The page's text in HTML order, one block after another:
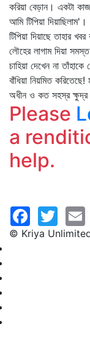
করিয়া বেড়ান। একটা
আমি টিপিয়া
টিপিয়া দিয়াছে তাহার
লৌহের লাগাম দিয়া
চাহিয়া দেখেন না
বাঁধিয়া নিয়মিত
অধীন ও কত সহস্র ক্ষুদ্র
Please
a
help.
© Kriya